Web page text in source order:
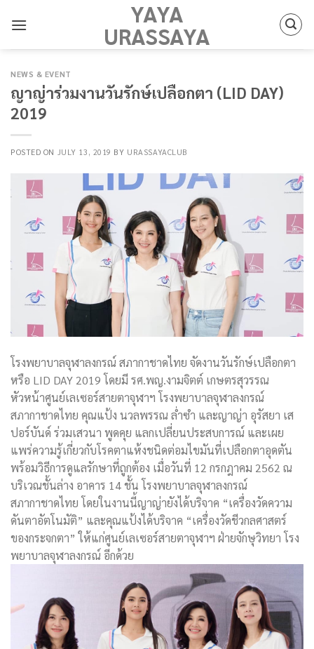
YAYA
URASSAYA
NEWS & EVENT
ญาญ่าร่วมงานวันรักษ์เปลือกตา (LID DAY)
2019
POSTED ON JULY 13, 2019 BY URASSAYACLUB
โรงพยาบาลจุฬาลงกรณ์ สภากาชาดไทย จัดงานวันรักษ์เปลือกตา
หรือ LID DAY 2019 โดยมี รศ.พญ.งามจิตต์ เกษตรสุวรรณ
หัวหน้าศูนย์เลเซอร์สายตาจุฬาฯ โรงพยาบาลจุฬาลงกรณ์
สภากาชาดไทย คุณแป้ง นวลพรรณ ล่ำซำ และญาญ่า อุรัสยา เส
ปอร์บันด์ ร่วมเสวนา พูดคุย แลกเปลี่ยนประสบการณ์ และเผย
แพร่ความรู้เกี่ยวกับโรคตาแห้งชนิดต่อมไขมันที่เปลือกตาอุดตัน
พร้อมวิธีการดูแลรักษาที่ถูกต้อง เมื่อวันที่ 12 กรกฎาคม 2562 ณ
บริเวณชั้นล่าง อาคาร 14 ชั้น โรงพยาบาลจุฬาลงกรณ์
สภากาชาดไทย โดยในงานนี้ญาญ่ายังได้บริจาค “เครื่องวัดความ
ดันตาอัตโนมัติ” และคุณแป้งได้บริจาค “เครื่องวัดชีวกลศาสตร์
ของกระจกตา” ให้แก่ศูนย์เลเซอร์สายตาจุฬาฯ ฝ่ายจักษุวิทยา โรง
พยาบาลจุฬาลงกรณ์ อีกด้วย